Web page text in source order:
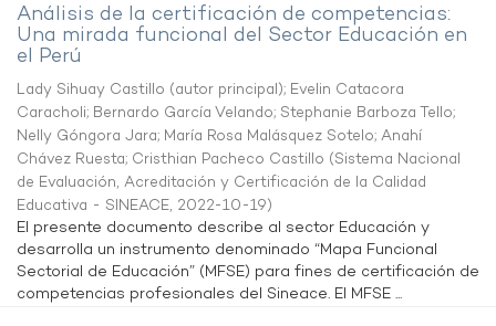
Análisis de la certificación de competencias:
Una mirada funcional del Sector Educación en
el Perú
Lady Sihuay Castillo (autor principal); Evelin Catacora
Caracholi; Bernardo García Velando; Stephanie Barboza Tello;
Nelly Góngora Jara; María Rosa Malásquez Sotelo; Anahí
Chávez Ruesta; Cristhian Pacheco Castillo (Sistema Nacional
de Evaluación, Acreditación y Certificación de la Calidad
Educativa - SINEACE, 2022-10-19)
El presente documento describe al sector Educación y
desarrolla un instrumento denominado “Mapa Funcional
Sectorial de Educación” (MFSE) para fines de certificación de
competencias profesionales del Sineace. El MFSE ...